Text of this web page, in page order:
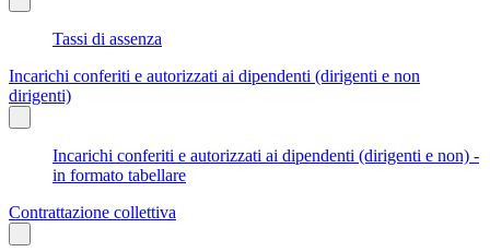
Tassi di assenza
Incarichi conferiti e autorizzati ai dipendenti (dirigenti e non
dirigenti)
Incarichi conferiti e autorizzati ai dipendenti (dirigenti e non) -
in formato tabellare
Contrattazione collettiva